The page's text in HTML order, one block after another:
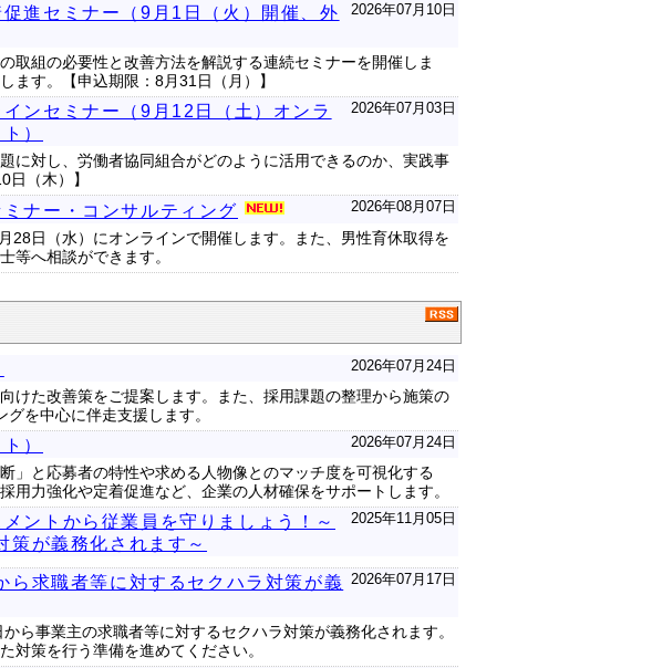
2026年07月10日
進セミナー（9月1日（火）開催、外
取組の必要性と改善方法を解説する連続セミナーを開催しま
ます。【申込期限：8月31日（月）】
2026年07月03日
ンセミナー（9月12日（土）オンラ
）
に対し、労働者協同組合がどのように活用できるのか、実践事
（木）】
2026年08月07日
ナー・コンサルティング
28日（水）にオンラインで開催します。また、男性育休取得を
等へ相談ができます。
2026年07月24日
けた改善策をご提案します。また、採用課題の整理から施策の
を中心に伴走支援します。
2026年07月24日
）
」と応募者の特性や求める人物像とのマッチ度を可視化する
用力強化や定着促進など、企業の人材確保をサポートします。
2025年11月05日
ントから従業員を守りましょう！～
が義務化されます～
2026年07月17日
ら求職者等に対するセクハラ対策が義
ら事業主の求職者等に対するセクハラ対策が義務化されます。
対策を行う準備を進めてください。